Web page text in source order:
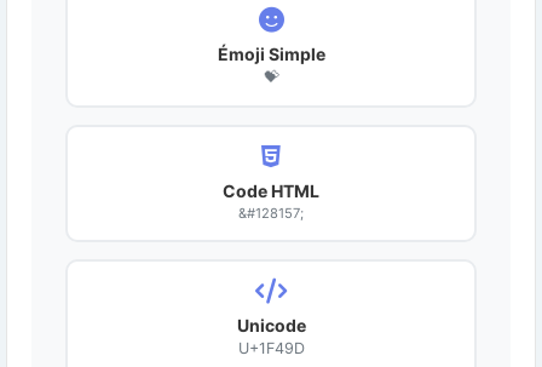
Émoji Simple
💝
Code HTML
&#128157;
Unicode
U+1F49D